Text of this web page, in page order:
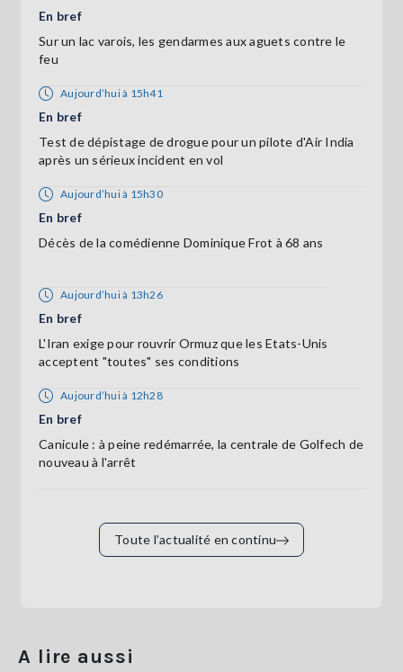
En bref
Sur un lac varois, les gendarmes aux aguets contre le
feu
Aujourd’hui à 15h41
En bref
Test de dépistage de drogue pour un pilote d'Air India
après un sérieux incident en vol
Aujourd’hui à 15h30
En bref
Décès de la comédienne Dominique Frot à 68 ans
Aujourd’hui à 13h26
En bref
L'Iran exige pour rouvrir Ormuz que les Etats-Unis
acceptent "toutes" ses conditions
Aujourd’hui à 12h28
En bref
Canicule : à peine redémarrée, la centrale de Golfech de
nouveau à l'arrêt
Toute l’actualité en continu
A lire aussi